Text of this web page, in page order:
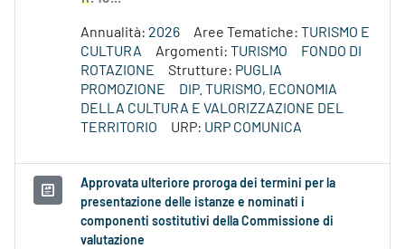
Annualità: 2026 Aree Tematiche: TURISMO E
CULTURA
Argomenti: TURISMO
FONDO DI
ROTAZIONE
Strutture: PUGLIA
PROMOZIONE
DIP. TURISMO, ECONOMIA
DELLA CULTURA E VALORIZZAZIONE DEL
TERRITORIO
URP: URP COMUNICA
Approvata ulteriore proroga dei termini per la
presentazione delle istanze e nominati i
componenti sostitutivi della Commissione di
valutazione